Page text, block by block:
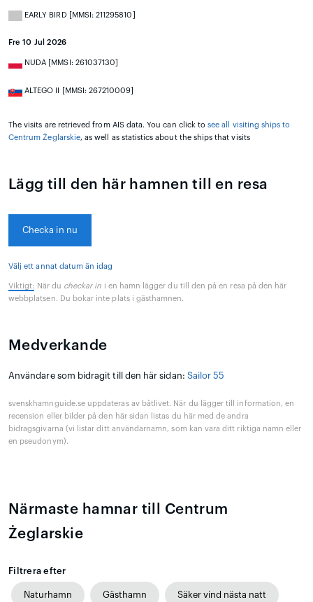
EARLY BIRD [MMSI: 211295810]
Fre 10 Jul 2026
NUDA [MMSI: 261037130]
ALTEGO II [MMSI: 267210009]
The visits are retrieved from AIS data. You can click tosee all visiting ships to
Centrum Żeglarskie, as well as statistics about the ships that visits
Lägg till den här hamnen till en resa
Checka in nu
Välj ett annat datum än idag
Viktigt: När du checkar in i en hamn lägger du till den på en resa på den här
webbplatsen. Du bokar inte plats i gästhamnen.
Medverkande
Användare som bidragit till den här sidan: Sailor 55
svenskhamnguide.se uppdateras av båtlivet. När du lägger till information, en
recension eller bilder på den här sidan listas du här med de andra
bidragsgivarna (vi listar ditt användarnamn, som kan vara ditt riktiga namn eller
en pseudonym).
Närmaste hamnar till Centrum
Żeglarskie
Filtrera efter
Naturhamn Gästhamn Säker vind nästa natt